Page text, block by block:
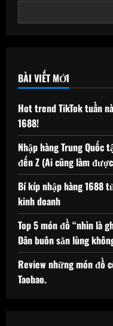
BÀI VIẾT MỚI
Hot trend TikTok tuần
1688!
Nhập hàng Trung
đến Z (Ai cũng làm
Bí kíp nhập hàng 1688
kinh doanh
Top 5 món đồ “nhìn là
Dân buôn săn lùng
Review những món đồ
Taobao.